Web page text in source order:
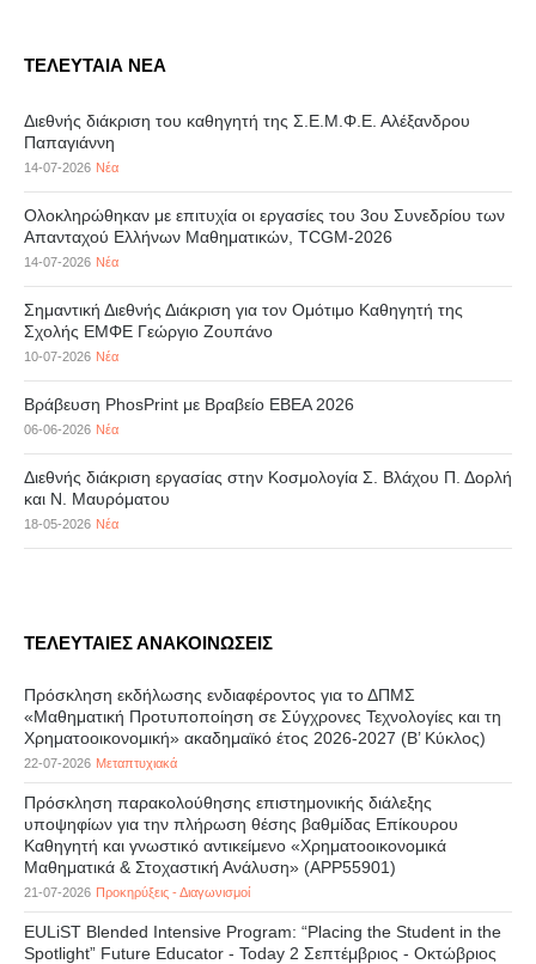
ΤΕΛΕΥΤΑΙΑ ΝΕΑ
Διεθνής διάκριση του καθηγητή της Σ.Ε.Μ.Φ.Ε. Αλέξανδρου
Παπαγιάννη
14-07-2026 Νέα
Ολοκληρώθηκαν με επιτυχία οι εργασίες του 3ου Συνεδρίου των
Απανταχού Ελλήνων Μαθηματικών, TCGM-2026
14-07-2026 Νέα
Σημαντική Διεθνής Διάκριση για τον Ομότιμο Καθηγητή της
Σχολής ΕΜΦΕ Γεώργιο Ζουπάνο
10-07-2026 Νέα
Βράβευση PhosPrint με Βραβείο ΕΒΕΑ 2026
06-06-2026 Νέα
Διεθνής διάκριση εργασίας στην Κοσμολογία Σ. Βλάχου Π. Δορλή
και Ν. Μαυρόματου
18-05-2026 Νέα
ΤΕΛΕΥΤΑΙΕΣ ΑΝΑΚΟΙΝΩΣΕΙΣ
Πρόσκληση εκδήλωσης ενδιαφέροντος για το ΔΠΜΣ
«Μαθηματική Προτυποποίηση σε Σύγχρονες Τεχνολογίες και τη
Χρηματοοικονομική» ακαδημαϊκό έτος 2026-2027 (B’ Kύκλος)
22-07-2026 Μεταπτυχιακά
Πρόσκληση παρακολούθησης επιστημονικής διάλεξης
υποψηφίων για την πλήρωση θέσης βαθμίδας Επίκουρου
Καθηγητή και γνωστικό αντικείμενο «Χρηματοοικονομικά
Μαθηματικά & Στοχαστική Ανάλυση» (APP55901)
21-07-2026 Προκηρύξεις - Διαγωνισμοί
EULiST Blended Intensive Program: “Placing the Student in the
Spotlight” Future Educator - Today 2 Σεπτέμβριος - Οκτώβριος